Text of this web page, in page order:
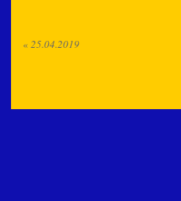
« 25.04.2019